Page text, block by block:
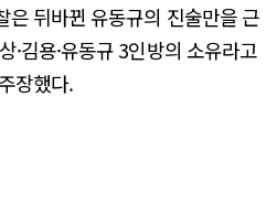
은 뒤바뀐 유동규의 진술만을 근
·김용·유동규 3인방의 소유라고
장했다.